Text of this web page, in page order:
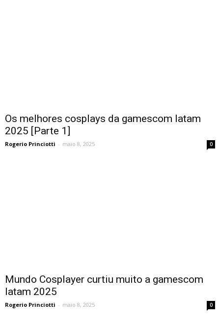
Os melhores cosplays da gamescom latam
2025 [Parte 1]
Rogerio Princiotti - maio 8, 2025 0
Mundo Cosplayer curtiu muito a gamescom
latam 2025
Rogerio Princiotti - maio 8, 2025 0